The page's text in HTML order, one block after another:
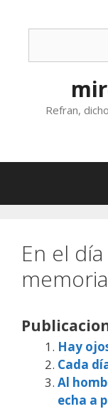
Refran,
En el
Hay
Cada
Al
echa a